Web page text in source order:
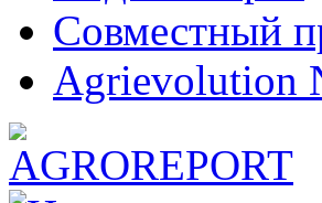
Совместный
Agrievolution